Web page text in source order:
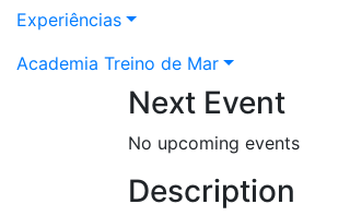
Experiências
Academia Treino de Mar
Next Event
No upcoming events
Description